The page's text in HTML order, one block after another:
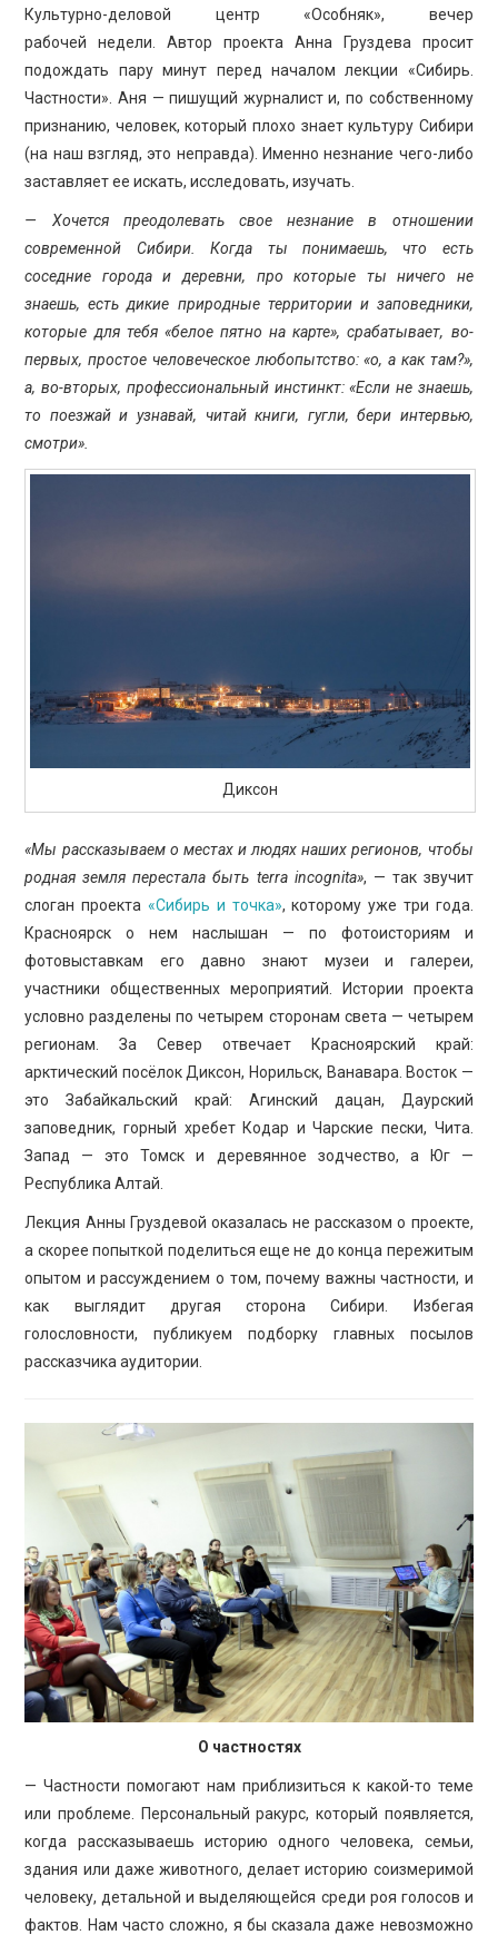
Культурно-деловой центр «Особняк», вечер
рабочей недели. Автор проекта Анна Груздева просит
подождать пару минут перед началом лекции «Сибирь.
Частности». Аня — пишущий журналист и, по собственному
признанию, человек, который плохо знает культуру Сибири
(на наш взгляд, это неправда). Именно незнание чего-либо
заставляет ее искать, исследовать, изучать.
— Хочется преодолевать свое незнание в отношении
современной Сибири. Когда ты понимаешь, что есть
соседние города и деревни, про которые ты ничего не
знаешь, есть дикие природные территории и заповедники,
которые для тебя «белое пятно на карте», срабатывает, во-
первых, простое человеческое любопытство: «о, а как там?»,
а, во-вторых, профессиональный инстинкт: «Если не знаешь,
то поезжай и узнавай, читай книги, гугли, бери интервью,
смотри».
Диксон
«Мы рассказываем о местах и людях наших регионов, чтобы
родная земля перестала быть terra incognita», — так звучит
слоган проекта «Сибирь и точка», которому уже три года.
Красноярск о нем наслышан — по фотоисториям и
фотовыставкам его давно знают музеи и галереи,
участники общественных мероприятий. Истории проекта
условно разделены по четырем сторонам света — четырем
регионам. За Север отвечает Красноярский край:
арктический посёлок Диксон, Норильск, Ванавара. Восток —
это Забайкальский край: Агинский дацан, Даурский
заповедник, горный хребет Кодар и Чарские пески, Чита.
Запад — это Томск и деревянное зодчество, а Юг —
Республика Алтай.
Лекция Анны Груздевой оказалась не рассказом о проекте,
а скорее попыткой поделиться еще не до конца пережитым
опытом и рассуждением о том, почему важны частности, и
как выглядит другая сторона Сибири. Избегая
голословности, публикуем подборку главных посылов
рассказчика аудитории.
О частностях
— Частности помогают нам приблизиться к какой-то теме
или проблеме. Персональный ракурс, который появляется,
когда рассказываешь историю одного человека, семьи,
здания или даже животного, делает историю соизмеримой
человеку, детальной и выделяющейся среди роя голосов и
фактов. Нам часто сложно, я бы сказала даже невозможно